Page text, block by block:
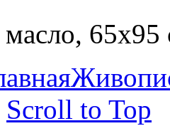
масло, 65х95
Scroll to Top